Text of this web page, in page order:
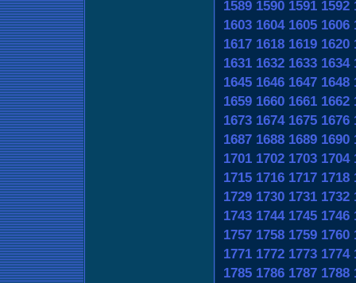
1589 1590 1591 1592
1603 1604 1605 1606
1617 1618 1619 1620
1631 1632 1633 1634
1645 1646 1647 1648
1659 1660 1661 1662
1673 1674 1675 1676
1687 1688 1689 1690
1701 1702 1703 1704
1715 1716 1717 1718
1729 1730 1731 1732
1743 1744 1745 1746
1757 1758 1759 1760
1771 1772 1773 1774
1785 1786 1787 1788